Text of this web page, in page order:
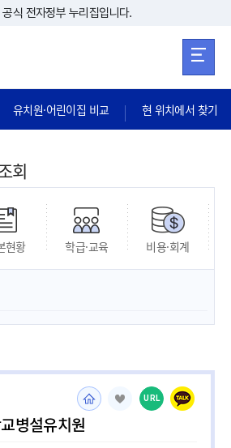
본문 바로가기
식 전자정부 누리집입니다.
유치원·어린이집 비교 현 위치에서 찾기
회
현황 학급·교육 비용·회계
병설유치원
URL